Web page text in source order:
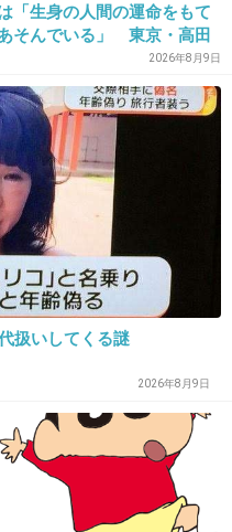
+12
も利用してる所が
った。
らしい。
「生身の人間の運命をもて
そんでいる」 東京・高田
2026年8月9日
扱いしてくる謎
2026年8月9日